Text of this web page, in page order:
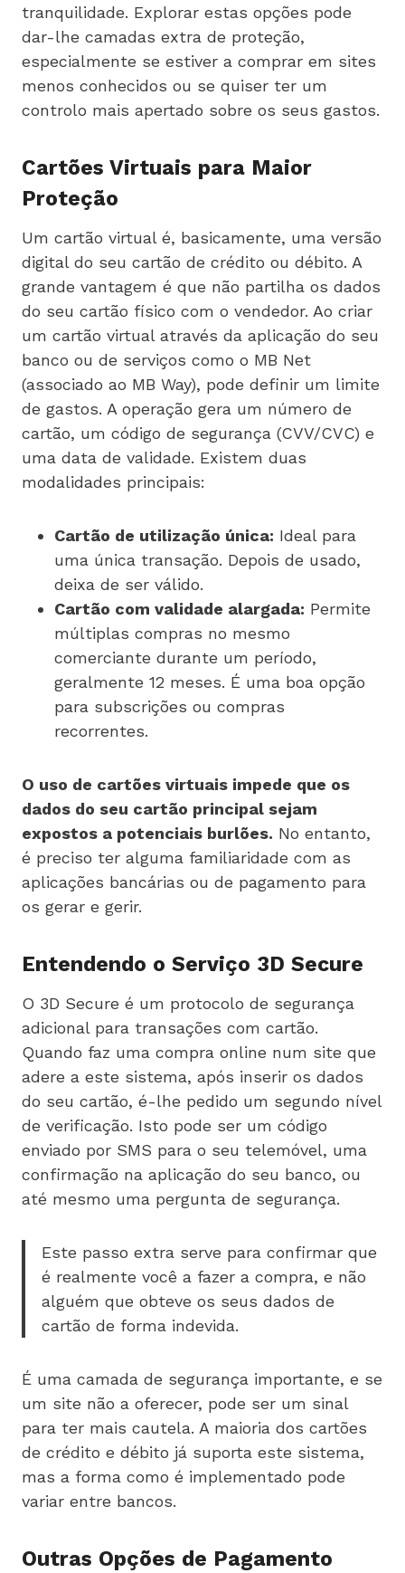
tranquilidade. Explorar estas opções pode
dar-lhe camadas extra de proteção,
especialmente se estiver a comprar em sites
menos conhecidos ou se quiser ter um
controlo mais apertado sobre os seus gastos.
Cartões Virtuais para Maior
Proteção
Um cartão virtual é, basicamente, uma versão
digital do seu cartão de crédito ou débito. A
grande vantagem é que não partilha os dados
do seu cartão físico com o vendedor. Ao criar
um cartão virtual através da aplicação do seu
banco ou de serviços como o MB Net
(associado ao MB Way), pode definir um limite
de gastos. A operação gera um número de
cartão, um código de segurança (CVV/CVC) e
uma data de validade. Existem duas
modalidades principais:
Cartão de utilização única: Ideal para
uma única transação. Depois de usado,
deixa de ser válido.
Cartão com validade alargada: Permite
múltiplas compras no mesmo
comerciante durante um período,
geralmente 12 meses. É uma boa opção
para subscrições ou compras
recorrentes.
O uso de cartões virtuais impede que os
dados do seu cartão principal sejam
expostos a potenciais burlões. No entanto,
é preciso ter alguma familiaridade com as
aplicações bancárias ou de pagamento para
os gerar e gerir.
Entendendo o Serviço 3D Secure
O 3D Secure é um protocolo de segurança
adicional para transações com cartão.
Quando faz uma compra online num site que
adere a este sistema, após inserir os dados
do seu cartão, é-lhe pedido um segundo nível
de verificação. Isto pode ser um código
enviado por SMS para o seu telemóvel, uma
confirmação na aplicação do seu banco, ou
até mesmo uma pergunta de segurança.
Este passo extra serve para confirmar que
é realmente você a fazer a compra, e não
alguém que obteve os seus dados de
cartão de forma indevida.
É uma camada de segurança importante, e se
um site não a oferecer, pode ser um sinal
para ter mais cautela. A maioria dos cartões
de crédito e débito já suporta este sistema,
mas a forma como é implementado pode
variar entre bancos.
Outras Opções de Pagamento